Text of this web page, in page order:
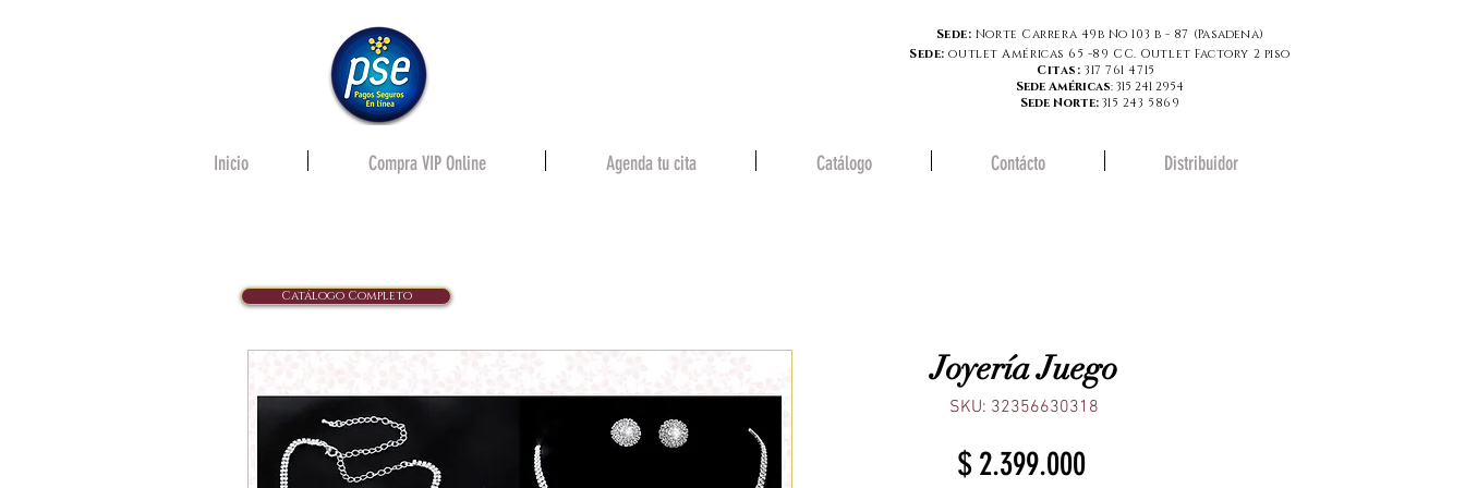
Sede: Norte Carrera 49b No 103 b - 87 (Pasadena)
Sede:outlet Américas 65 -89 CC. Outlet Factory 2 piso
Citas: 317 761 4715
Sede Américas: 315 241 2954
Sede Norte: 315 243 5869
Inicio Compra VIP Online Agenda tu cita Catálogo Contácto Distribuidor
Joyería Juego
SKU: 32356630318
$ 2.399.000Precio
Catálogo Completo